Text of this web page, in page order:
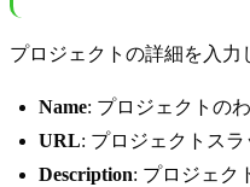
プロジェクトの詳細を入力
Name: プロジェクトの
URL: プロジェクトス
Description: プロジェク